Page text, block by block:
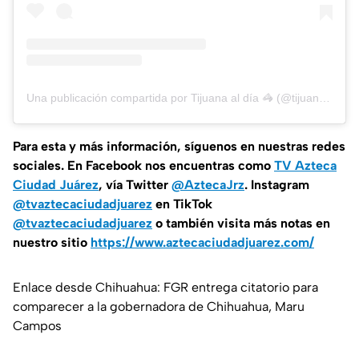
Una publicación compartida por Tijuana al día 🦓 (@tijuanaldia)
Para esta y más información, síguenos en nuestras redes
sociales. En Facebook nos encuentras como TV Azteca
Ciudad Juárez, vía Twitter @AztecaJrz. Instagram
@tvaztecaciudadjuarez en TikTok
@tvaztecaciudadjuarez o también visita más notas en
nuestro sitio https://www.aztecaciudadjuarez.com/
Enlace desde Chihuahua: FGR entrega citatorio para
comparecer a la gobernadora de Chihuahua, Maru
Campos